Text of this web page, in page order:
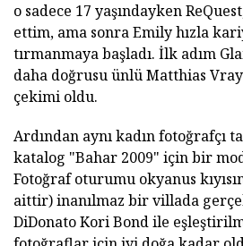
o sadece 17 yaşındayken
ettim, ama sonra Emily hızla
tırmanmaya başladı. İlk adım
daha doğrusu ünlü Matthias
çekimi oldu.
Ardından aynı kadın fotoğrafçı
katalog "Bahar 2009" için bir
Fotoğraf oturumu okyanus
aittir) inanılmaz bir villada
DiDonato Kori Bond ile